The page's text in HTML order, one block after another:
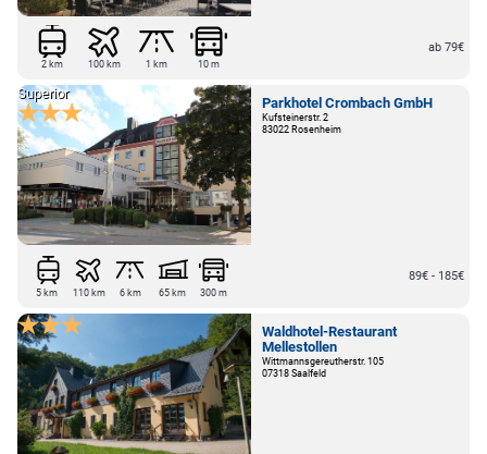
2 km 100 km 1 km 10 m
ab 79€
Parkhotel Crombach GmbH
Kufsteinerstr. 2
83022 Rosenheim
Superior
5 km 110 km 6 km 65 km 300 m
89€ - 185€
Waldhotel-Restaurant
Mellestollen
Wittmannsgereutherstr. 105
07318 Saalfeld